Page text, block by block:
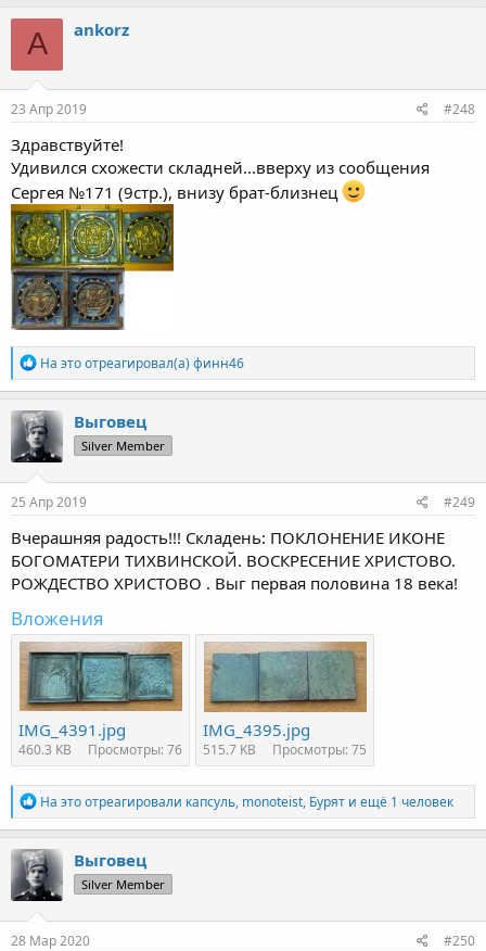
к
ц
и
и
:
A ankorz
23 Апр 2019 #248
Здравствуйте!
Удивился схожести складней...вверху из сообщения
Сергея №171 (9стр.), внизу брат-близнец
Р
е
а
к
ц
и
и
:
На это отреагировал(а) финн46
Выговец
Silver Member
25 Апр 2019 #249
Вчерашняя радость!!! Складень: ПОКЛОНЕНИЕ ИКОНЕ
БОГОМАТЕРИ ТИХВИНСКОЙ. ВОСКРЕСЕНИЕ ХРИСТОВО.
РОЖДЕСТВО ХРИСТОВО . Выг первая половина 18 века!
Вложения
IMG_4391.jpg
460.3 KB Просмотры: 76
IMG_4395.jpg
515.7 KB Просмотры: 75
Р
е
а
к
ц
и
и
:
На это отреагировали капсуль, monoteist, Бурят и ещё 1 человек
Выговец
Silver Member
28 Мар 2020 #250